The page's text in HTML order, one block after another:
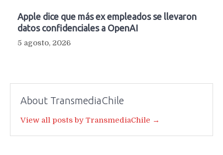
Apple dice que más ex empleados se llevaron
datos confidenciales a OpenAI
5 agosto, 2026
About TransmediaChile
View all posts by TransmediaChile →